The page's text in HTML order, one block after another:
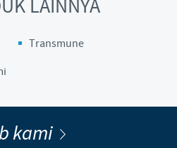
LAINNYA
Transmune
kami